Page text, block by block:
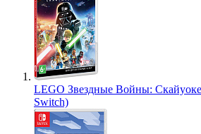
LEGO Звездные Войны:
Switch)